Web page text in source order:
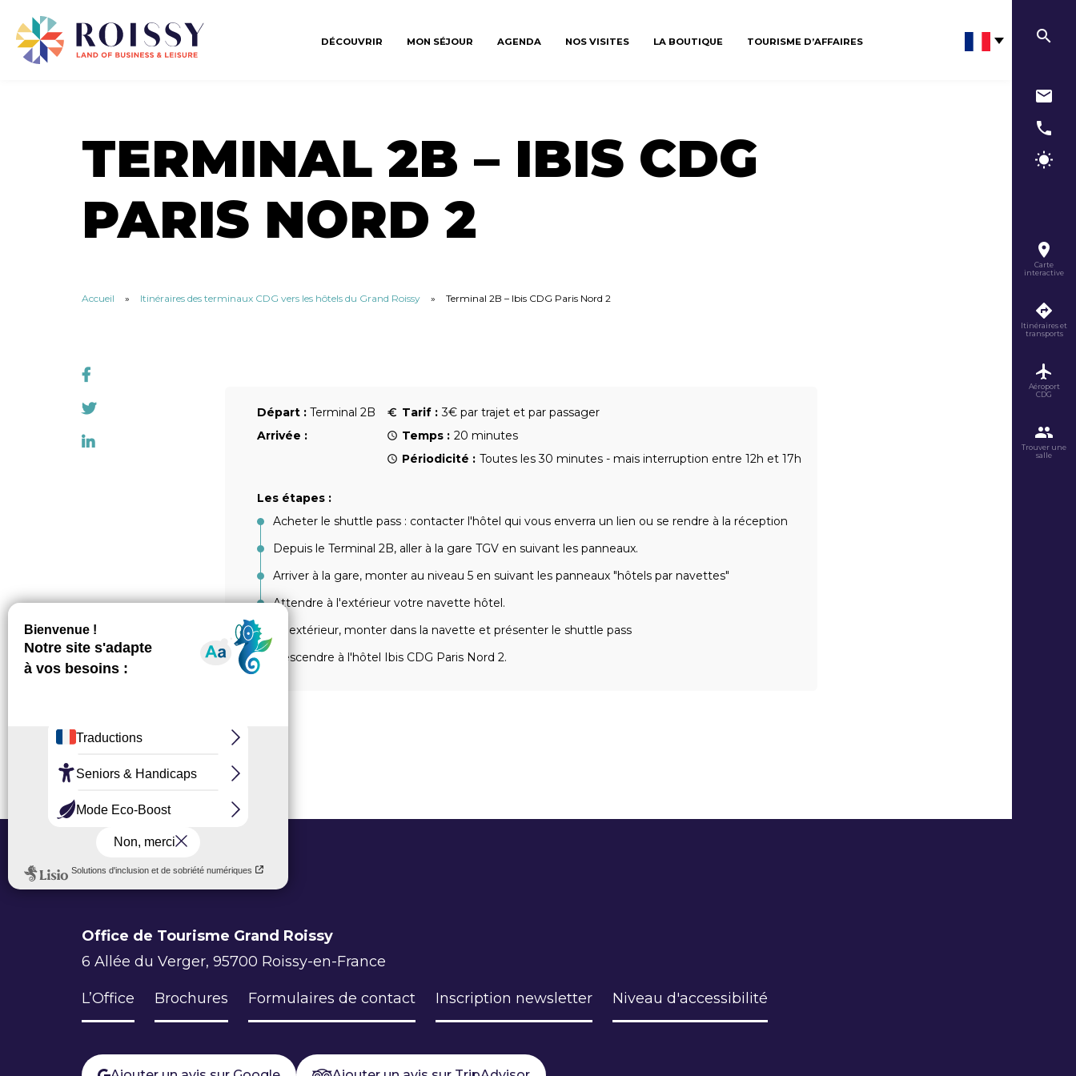
Carte
interactive
Itinéraires et
transports
Aéroport
CDG
Trouver une
salle
DÉCOUVRIR MON SÉJOUR AGENDA NOS VISITES LA BOUTIQUE TOURISME D’AFFAIRES
TERMINAL 2B – IBIS CDG
PARIS NORD 2
Accueil » Itinéraires des terminaux CDG vers les hôtels du Grand Roissy » Terminal 2B – Ibis CDG Paris Nord 2
Départ : Terminal 2B
Arrivée :
Tarif : 3€ par trajet et par passager
Temps : 20 minutes
Périodicité : Toutes les 30 minutes - mais interruption entre 12h et 17h
Les étapes :
Acheter le shuttle pass : contacter l'hôtel qui vous enverra un lien ou se rendre à la réception
Depuis le Terminal 2B, aller à la gare TGV en suivant les panneaux.
Arriver à la gare, monter au niveau 5 en suivant les panneaux "hôtels par navettes"
Attendre à l'extérieur votre navette hôtel.
A l'extérieur, monter dans la navette et présenter le shuttle pass
Descendre à l'hôtel Ibis CDG Paris Nord 2.
Office de Tourisme Grand Roissy
6 Allée du Verger, 95700 Roissy-en-France
L’Office Brochures Formulaires de contact Inscription newsletter Niveau d'accessibilité